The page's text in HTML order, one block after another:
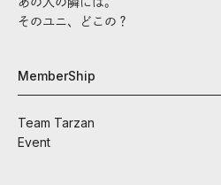
そのユニ、どこの？
MemberShip
Team Tarzan
Event